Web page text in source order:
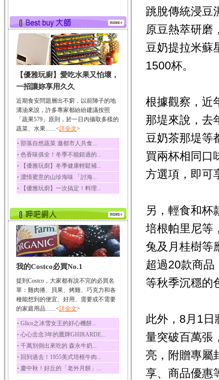
有蛋白質、脂肪、磷...
鮪魚
鮪魚肚肉中的不飽和脂
肪酸內富含EPA和DH...
韭菜
韭菜所含的膳食纖維能
幫助消化與通便；揮...
冬瓜
冬瓜營養價值高，鈉含
量極低是水腫病人的...
豆豉
豆豉裡頭含有營養的蛋
白質、脂肪、鈣、磷...
榛果
榛果裡所含的營養素有
蛋白質、脂肪、醣類...
迷迭香
酸、迷迭香酸、植物...
咖啡
咖啡中的咖啡因會刺激
中樞神經系統，特別...
椰子
椰子含有糖類、脂肪、
荔枝
荔枝性質溫和所含的營
養素有醣類、檸檬酸...
五味子
五味子性質溫熱所含營
養成分有揮發油、檸...
草魚
草魚含有維生素A、維生
素C、及豐富的蛋白...
【優雅玩廚】愛吃水果又怕壞，
一招讓妳享用久久
近期食安問題層出不窮，以前陣子的地
溝油來說，許多專家都紛紛建議按照
「蔬果579」原則，於一日內攝取多樣的
蔬菜、水果.......<詳全文>
‧ 部落自然蔬菜 邀都市人共食...
‧ 色香味俱全！冬季不能錯過的...
‧ 【優雅玩廚】冬季健康輕鬆補...
‧ 濃情蜜意的山珍海味 「討海...
‧ 【優雅玩廚】一次搞定！料理...
我的Costco必買No.1
提到Costco，大家都有說不完的必買名
單：雞肉捲、貝果、烤雞、巧克力和各
種能想到的便宜、好用、需要或不需要
的家庭用品.......<詳全文>
‧ Glico之冰雪女王的好心機餅...
‧ 心心念念3年的鷹牌GHIRARDE...
‧ 千萬別倒出來吃的 森永牛奶...
‧ 回到過去！1955美式培根牛肉...
‧ 慶中秋！好丘的「老外月餅」...
跳脫傳統浸豆
原豆熱萃研磨
豆奶提拉米蘇
1500杯。
根據觀察，近
那堤來說，去
豆奶茶那堤等
買兩杯相同口
方選項，即可
另，輕食和杯
培根帕里尼等
兔及月桂樹等
超過20款商品
等秋季沉穩的
此外，8月1
量突破百萬張
亮，附贈專屬
享、商品優惠